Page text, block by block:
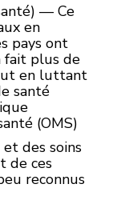
— Ce
en
pays ont
fait plus de
en luttant
santé
(OMS)
des soins
de ces
reconnus